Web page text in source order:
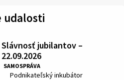
udalosti
Slávnosť jubilantov –
22.09.2026
SAMOSPRÁVA
Miesto:
Podnikateľský inkubátor